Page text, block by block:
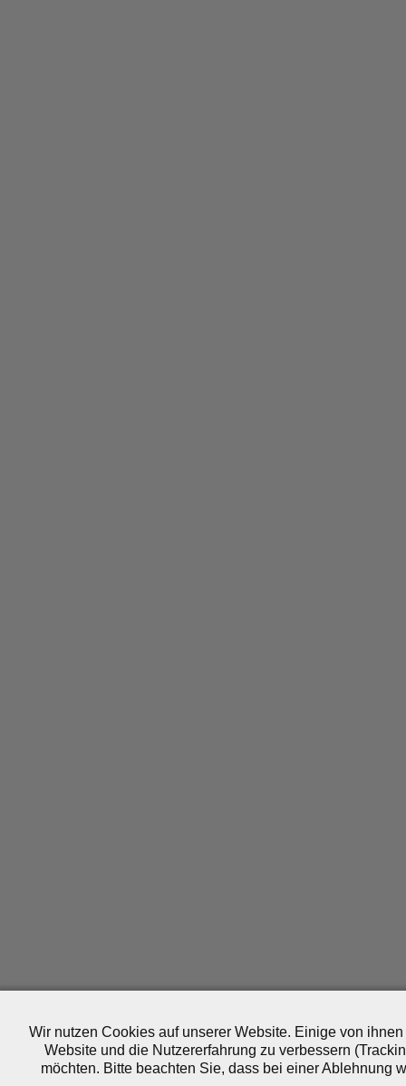
Wir nutzen Cookies auf unserer Website. Einige von
Website und die Nutzererfahrung zu verbessern
möchten. Bitte beachten Sie, dass bei einer Ablehnung